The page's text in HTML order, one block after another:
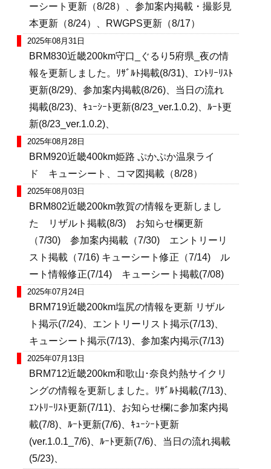
ーシート更新（8/28）、参加案内掲載・撮影見
本更新（8/24）、RWGPS更新（8/17）
2025年08月31日
BRM830近畿200km守口_ぐるり5府県_夜の情
報を更新しました。ﾘｻﾞﾙﾄ掲載(8/31)、ｴﾝﾄﾘｰﾘｽﾄ
更新(8/29)、参加案内掲載(8/26)、当日の流れ
掲載(8/23)、ｷｭｰｼｰﾄ更新(8/23_ver.1.0.2)、ﾙｰﾄ更
新(8/23_ver.1.0.2)、
2025年08月28日
BRM920近畿400km姫路 ぷかぷか温泉ライ
ド キューシート、コマ図掲載（8/28）
2025年08月03日
BRM802近畿200km敦賀の情報を更新しまし
た リザルト掲載(8/3) お知らせ欄更新
（7/30) 参加案内掲載（7/30) エントリーリ
スト掲載（7/16) キューシート修正（7/14) ル
ート情報修正(7/14) キューシート掲載(7/08)
2025年07月24日
BRM719近畿200km塩尻の情報を更新 リザル
ト掲示(7/24)、エントリーリスト掲示(7/13)、
キューシート掲示(7/13)、参加案内掲示(7/13)
2025年07月13日
BRM712近畿200km和歌山･奈良灼熱サイクリ
ングの情報を更新しました。ﾘｻﾞﾙﾄ掲載(7/13)、
ｴﾝﾄﾘｰﾘｽﾄ更新(7/11)、お知らせ欄に参加案内掲
載(7/8)、ﾙｰﾄ更新(7/6)、ｷｭｰｼｰﾄ更新
(ver.1.0.1_7/6)、ﾙｰﾄ更新(7/6)、当日の流れ掲載
(5/23)、